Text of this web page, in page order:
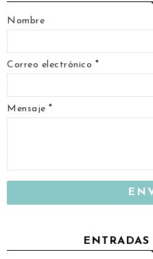
Nombre
Correo electrónico *
Mensaje *